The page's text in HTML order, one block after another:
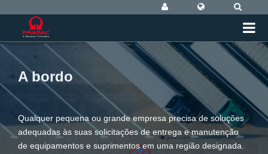
A bordo
Qualquer pequena ou grande empresa precisa de soluções
adequadas às suas solicitações de entrega e manutenção
de equipamentos e suprimentos em uma região designada.